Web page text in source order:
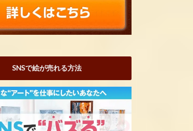
SNSで絵が売れる方法